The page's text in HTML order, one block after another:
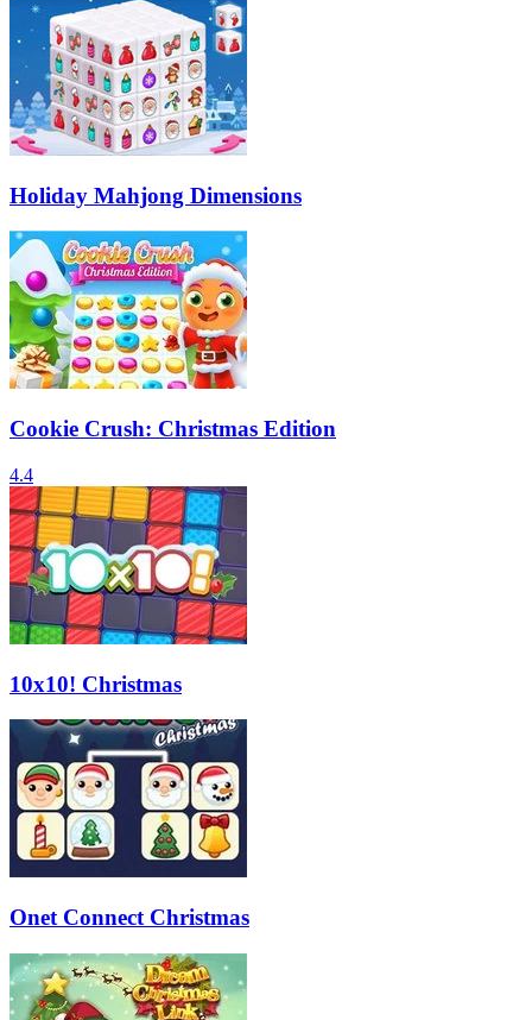
Holiday Mahjong Dimensions
Cookie Crush: Christmas Edition
4.4
10x10! Christmas
Onet Connect Christmas